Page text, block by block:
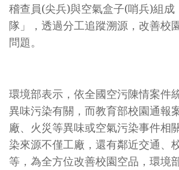
稽查員(尖兵)與空氣盒子(哨兵)組成
隊」，透過分工追蹤溯源，改善校
問題。
環境部表示，依全國空污陳情案件
異味污染有關，而教育部校園通報
廠、火災等異味或空氣污染事件相
染來源不僅工廠，還有鄰近交通、
等，為全方位改善校園空品，環境